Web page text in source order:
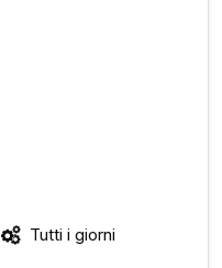
Tutti i giorni